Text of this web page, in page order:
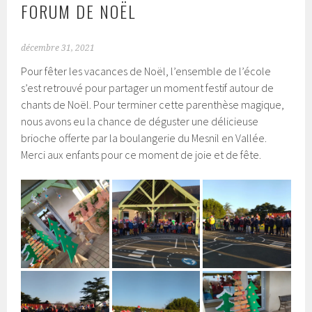
FORUM DE NOËL
décembre 31, 2021
Pour fêter les vacances de Noël, l’ensemble de l’école
s’est retrouvé pour partager un moment festif autour de
chants de Noël. Pour terminer cette parenthèse magique,
nous avons eu la chance de déguster une délicieuse
brioche offerte par la boulangerie du Mesnil en Vallée.
Merci aux enfants pour ce moment de joie et de fête.